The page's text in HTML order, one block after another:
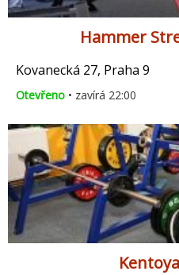
Hammer
Kovanecká 27, Praha 9
Otevřeno • zavírá 22:00